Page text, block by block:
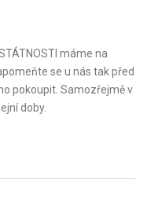
máme na
se u nás tak před
pokoupit. Samozřejmě v
doby.